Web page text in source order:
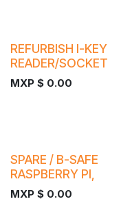
REFURBISH I-KEY
READER/SOCKET
MXP $ 0.00
SPARE / B-SAFE
RASPBERRY PI,
MXP $ 0.00